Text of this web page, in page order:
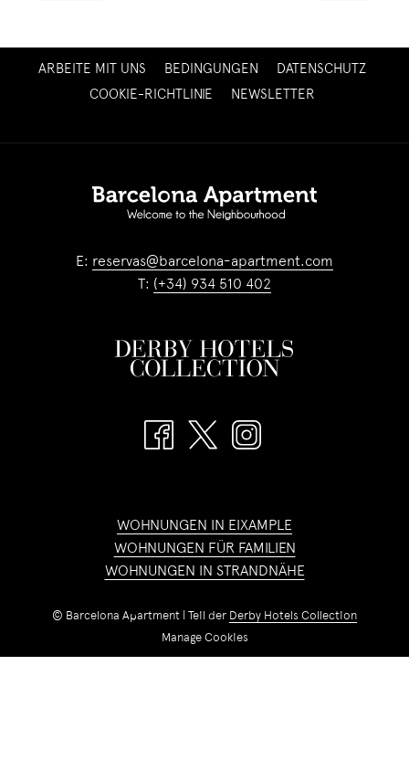
ARBEITE MIT UNS ÖFFNET
SICH
BEDINGUNGEN
DATENSCHUTZ
COOKIE-RICHTLINIE
NEWSLETTER
E: reservas@barcelona-apartment.com
T: (+34) 934 510 402
WOHNUNGEN IN EIXAMPLE
WOHNUNGEN FÜR FAMILIEN
WOHNUNGEN IN STRANDNÄHE
© Barcelona Apartment | Teil der Derby Hotels Collection
Manage Cookies